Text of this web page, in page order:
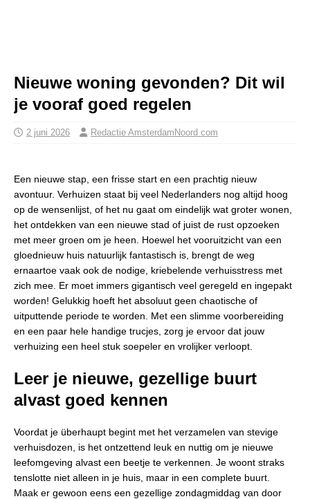
Nieuwe woning gevonden? Dit wil
je vooraf goed regelen
2 juni 2026 Redactie AmsterdamNoord com
Een nieuwe stap, een frisse start en een prachtig nieuw
avontuur. Verhuizen staat bij veel Nederlanders nog altijd hoog
op de wensenlijst, of het nu gaat om eindelijk wat groter wonen,
het ontdekken van een nieuwe stad of juist de rust opzoeken
met meer groen om je heen. Hoewel het vooruitzicht van een
gloednieuw huis natuurlijk fantastisch is, brengt de weg
ernaartoe vaak ook de nodige, kriebelende verhuisstress met
zich mee. Er moet immers gigantisch veel geregeld en ingepakt
worden! Gelukkig hoeft het absoluut geen chaotische of
uitputtende periode te worden. Met een slimme voorbereiding
en een paar hele handige trucjes, zorg je ervoor dat jouw
verhuizing een heel stuk soepeler en vrolijker verloopt.
Leer je nieuwe, gezellige buurt
alvast goed kennen
Voordat je überhaupt begint met het verzamelen van stevige
verhuisdozen, is het ontzettend leuk en nuttig om je nieuwe
leefomgeving alvast een beetje te verkennen. Je woont straks
tenslotte niet alleen in je huis, maar in een complete buurt.
Maak er gewoon eens een gezellige zondagmiddag van door